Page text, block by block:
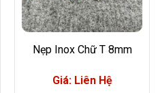
Nẹp Inox Chữ T 8mm
Giá: Liên Hệ